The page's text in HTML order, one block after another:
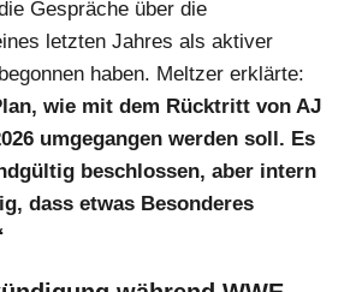
Gespräche über die
letzten Jahres als aktiver
haben. Meltzer erklärte:
wie mit dem Rücktritt von AJ
umgegangen werden soll. Es
beschlossen, aber intern
dass etwas Besonderes